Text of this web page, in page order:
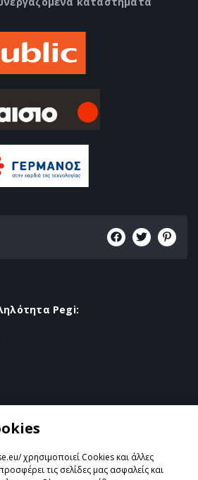
Pegi:
χρησιμοποιεί Cookies και άλλες
τις σελίδες μας ασφαλείς και